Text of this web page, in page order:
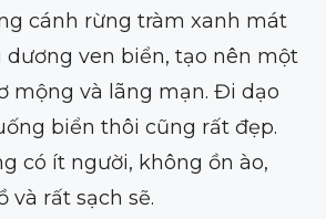
cánh rừng tràm xanh mát
ven biển, tạo nên một
mộng và lãng mạn. Đi dạo
biển thôi cũng rất đẹp.
có ít người, không ồn ào,
và rất sạch sẽ.